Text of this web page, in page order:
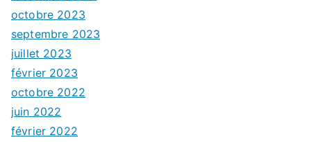
octobre 2023
septembre 2023
juillet 2023
février 2023
octobre 2022
juin 2022
février 2022